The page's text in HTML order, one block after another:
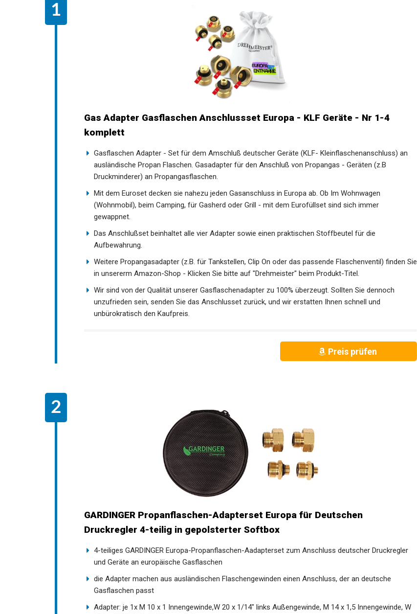
Gas Adapter Gasflaschen Anschlussset Europa - KLF Geräte - Nr 1-4
komplett
Gasflaschen Adapter - Set für dem Amschluß deutscher Geräte (KLF- Kleinflaschenanschluss) an
ausländische Propan Flaschen. Gasadapter für den Anschluß von Propangas - Geräten (z.B
Druckminderer) an Propangasflaschen.
Mit dem Euroset decken sie nahezu jeden Gasanschluss in Europa ab. Ob Im Wohnwagen
(Wohnmobil), beim Camping, für Gasherd oder Grill - mit dem Eurofüllset sind sich immer
gewappnet.
Das Anschlußset beinhaltet alle vier Adapter sowie einen praktischen Stoffbeutel für die
Aufbewahrung.
Weitere Propangasadapter (z.B. für Tankstellen, Clip On oder das passende Flaschenventil) finden Sie
in unsererm Amazon-Shop - Klicken Sie bitte auf "Drehmeister" beim Produkt-Titel.
Wir sind von der Qualität unserer Gasflaschenadapter zu 100% überzeugt. Sollten Sie dennoch
unzufrieden sein, senden Sie das Anschlusset zurück, und wir erstatten Ihnen schnell und
unbürokratisch den Kaufpreis.
Preis prüfen
GARDINGER Propanflaschen-Adapterset Europa für Deutschen
Druckregler 4-teilig in gepolsterter Softbox
4-teiliges GARDINGER Europa-Propanflaschen-Aadapterset zum Anschluss deutscher Druckregler
und Geräte an europäische Gasflaschen
die Adapter machen aus ausländischen Flaschengewinden einen Anschluss, der an deutsche
Gasflaschen passt
Adapter: je 1x M 10 x 1 Innengewinde,W 20 x 1/14" links Außengewinde, M 14 x 1,5 Innengewinde, W